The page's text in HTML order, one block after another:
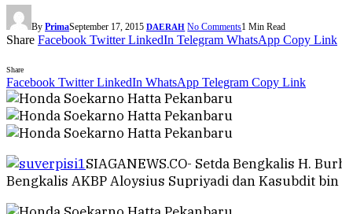
By PrimaSeptember 17, 2015 DAERAH No Comments1 Min Read
Share Facebook Twitter LinkedIn Telegram WhatsApp Copy Link
Share
Facebook Twitter LinkedIn WhatsApp Telegram Copy Link
SIAGANEWS.CO- Setda Bengkalis H.
Bengkalis AKBP Aloysius Supriyadi dan Kasubdit